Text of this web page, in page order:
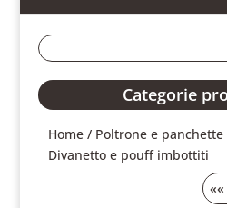
Categorie
Home / Poltrone e panchette
Divanetto e pouff imbottiti
««